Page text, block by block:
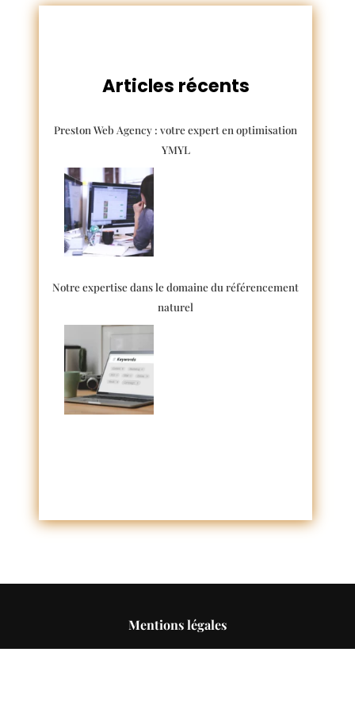
Articles récents
Preston Web Agency : votre expert en optimisation
YMYL
Notre expertise dans le domaine du référencement
naturel
Mentions légales